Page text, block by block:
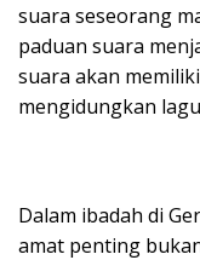
suara seseorang
paduan suara
suara akan
mengidungkan
Dalam ibadah di
amat penting